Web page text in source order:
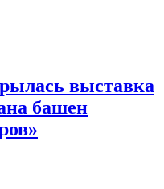
выставка
башен